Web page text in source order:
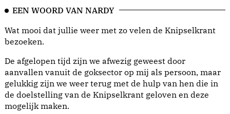
EEN WOORD VAN NARDY
Wat mooi dat jullie weer met zo velen de Knipselkrant
bezoeken.
De afgelopen tijd zijn we afwezig geweest door
aanvallen vanuit de goksector op mij als persoon, maar
gelukkig zijn we weer terug met de hulp van hen die in
de doelstelling van de Knipselkrant geloven en deze
mogelijk maken.